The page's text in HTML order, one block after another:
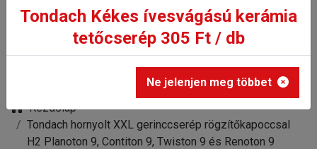
Planoton 9, Contiton 9,
Twiston 9 és Renoton 9
tetőcserepekhez
Kezdőlap
Tondach hornyolt XXL gerinccserép rögzítőkapoccsal
H2 Planoton 9, Contiton 9, Twiston 9 és Renoton 9
Tondach Kékes ívesvágású kerámia
tetőcserép 305 Ft / db
Ne jelenjen meg többet